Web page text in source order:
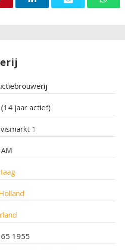
jaar actief)
1
1955